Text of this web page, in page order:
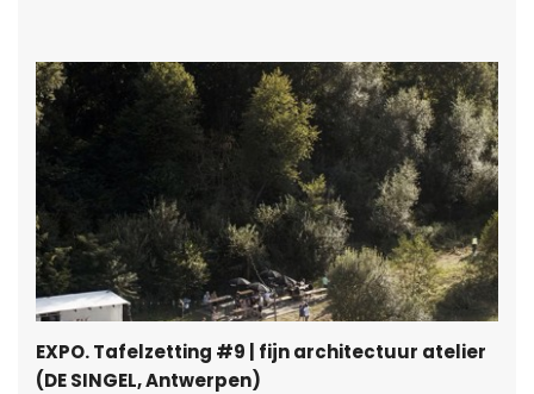
EXPO. Tafelzetting #9 | fijn architectuur atelier
(DE SINGEL, Antwerpen)